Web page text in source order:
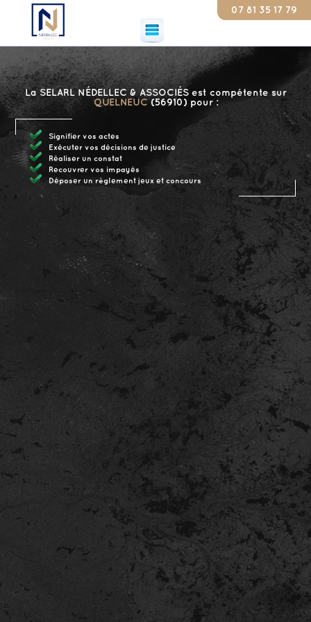
07 81 35 17 79
La SELARL NÉDELLEC & ASSOCIÉS est compétente sur
QUELNEUC(56910) pour :
Signifier vos actes
Exécuter vos décisions de justice
Réaliser un constat
Recouvrer vos impayés
Déposer un règlement jeux et concours